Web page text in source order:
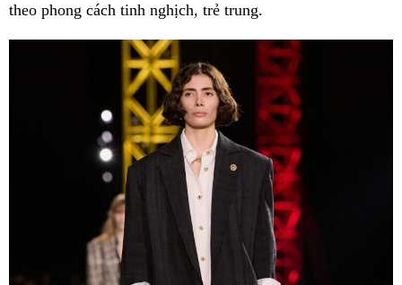
theo phong cách tinh nghịch, trẻ trung.